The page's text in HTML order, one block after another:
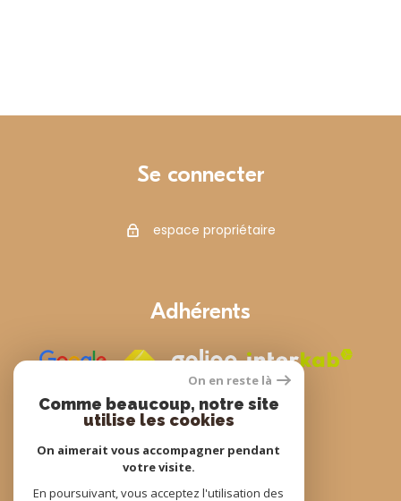
Se connecter
espace propriétaire
Adhérents
© 2022 Tous droits réservés
On en reste là
Comme beaucoup, notre site
utilise les cookies
On aimerait vous accompagner pendant
votre visite.
En poursuivant, vous acceptez l'utilisation des